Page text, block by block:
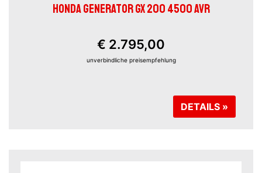
HONDA GENERATOR GX 200 4500 AVR
€ 2.795,00
unverbindliche preisempfehlung
DETAILS »